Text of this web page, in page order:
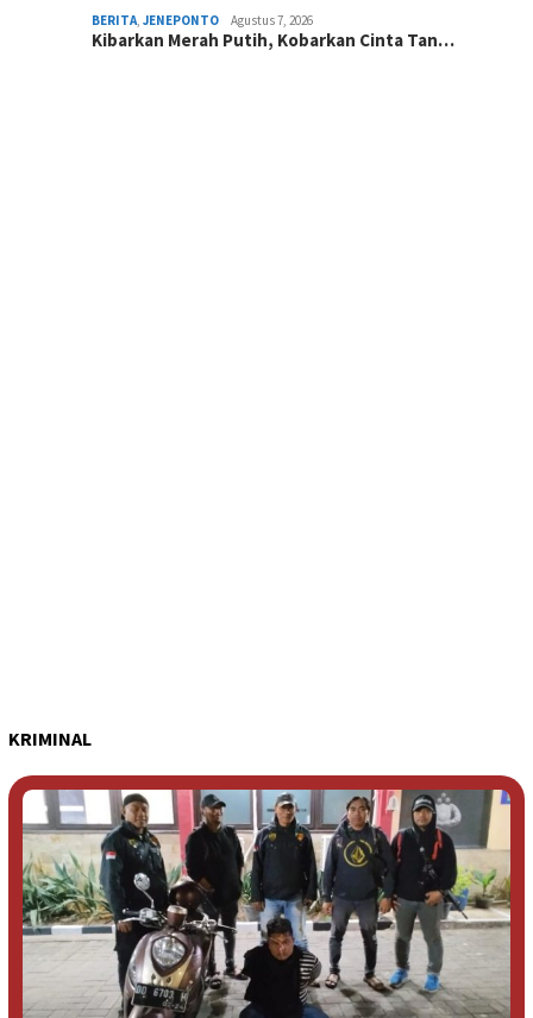
BERITA, JENEPONTO Agustus 7, 2026
Kibarkan Merah Putih, Kobarkan Cinta Tan…
KRIMINAL